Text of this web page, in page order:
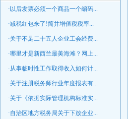
·以后发票必须一个商品一个编码...
·减税红包来了!简并增值税税率...
·关于不足二十五人企业工会经费...
·哪里才是新西兰最美海滩？网上...
·从事临时性工作取得收入如何计...
·关于注册税务师行业年度报表有...
·关于《依据实际管理机构标准实...
·自治区地方税务局关于下放企业...